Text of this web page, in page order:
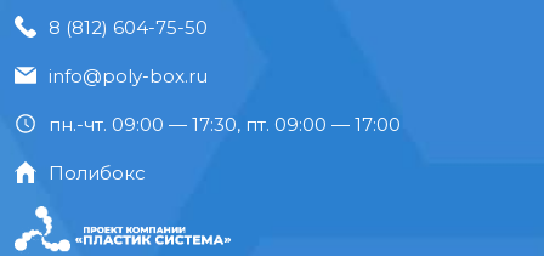
8 (812) 604-75-50
info@poly-box.ru
пн.-чт. 09:00 — 17:30, пт. 09:00 — 17:00
Полибокс